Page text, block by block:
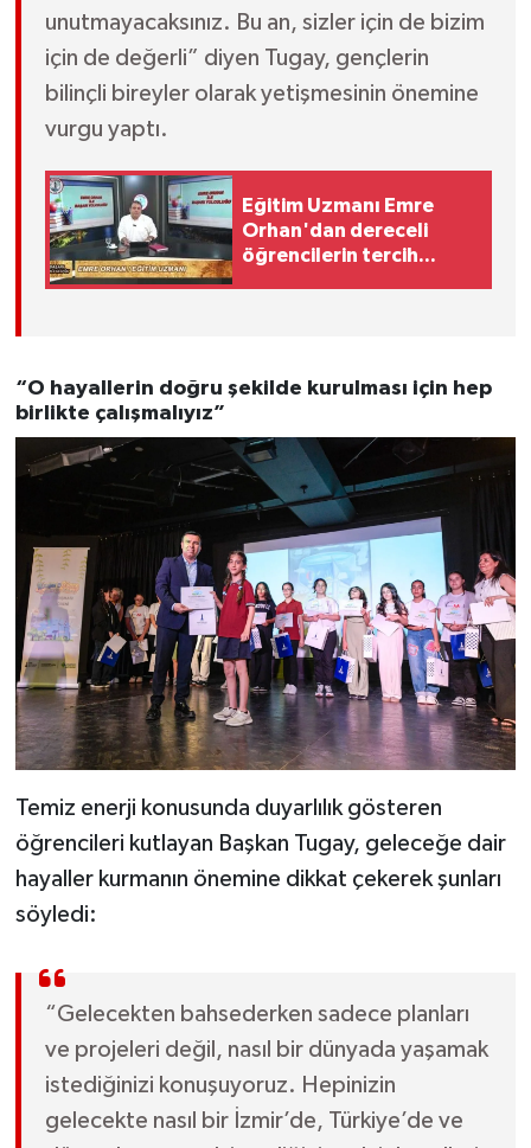
unutmayacaksınız. Bu an, sizler için de bizim
için de değerli” diyen Tugay, gençlerin
bilinçli bireyler olarak yetişmesinin önemine
vurgu yaptı.
Eğitim Uzmanı Emre
Orhan'dan dereceli
öğrencilerin tercih
“O hayallerin doğru şekilde kurulması için hep
birlikte çalışmalıyız”
Temiz enerji konusunda duyarlılık gösteren
öğrencileri kutlayan Başkan Tugay, geleceğe dair
hayaller kurmanın önemine dikkat çekerek şunları
söyledi:
“Gelecekten bahsederken sadece planları
ve projeleri değil, nasıl bir dünyada yaşamak
istediğinizi konuşuyoruz. Hepinizin
gelecekte nasıl bir İzmir’de, Türkiye’de ve